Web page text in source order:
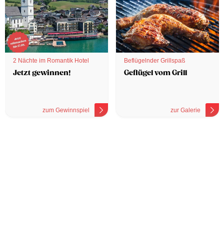
2 Nächte im Romantik Hotel
Jetzt gewinnen!
zum Gewinnspiel
Beflügelnder Grillspaß
Geflügel vom Grill
zur Galerie